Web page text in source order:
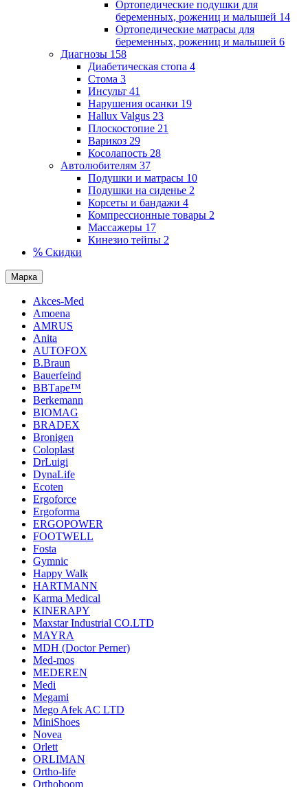
Ортопедические подушки для
беременных, рожениц и малышей 14
Ортопедические матрасы для
беременных, рожениц и малышей 6
Диагнозы 158
Диабетическая стопа 4
Стома 3
Инсульт 41
Нарушения осанки 19
Hallux Valgus 23
Плоскостопие 21
Варикоз 29
Косолапость 28
Автолюбителям 37
Подушки и матрасы 10
Подушки на сиденье 2
Корсеты и бандажи 4
Компрессионные товары 2
Массажеры 17
Кинезио тейпы 2
% Скидки
Марка
Akces-Med
Amoena
AMRUS
Anita
AUTOFOX
B.Braun
Bauerfeind
BBTаре™
Berkemann
BIOMAG
BRADEX
Bronigen
Coloplast
DrLuigi
DynaLife
Ecoten
Ergoforce
Ergoforma
ERGOPOWER
FOOTWELL
Fosta
Gymnic
Happy Walk
HARTMANN
Karma Medical
KINERAPY
Maxstar Industrial CO.LTD
MAYRA
MDH (Doctor Perner)
Med-mos
MEDEREN
Medi
Megami
Mego Afek AC LTD
MiniShoes
Novea
Orlett
ORLIMAN
Ortho-life
Orthoboom